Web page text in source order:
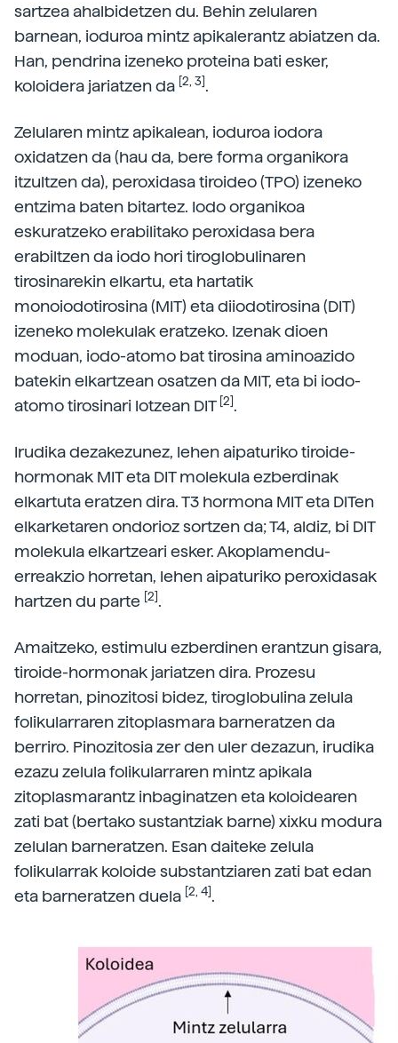
sartzea ahalbidetzen du. Behin zelularen
barnean, ioduroa mintz apikalerantz abiatzen da.
Han, pendrina izeneko proteina bati esker,
koloidera jariatzen da [2, 3].
Zelularen mintz apikalean, ioduroa iodora
oxidatzen da (hau da, bere forma organikora
itzultzen da), peroxidasa tiroideo (TPO) izeneko
entzima baten bitartez. Iodo organikoa
eskuratzeko erabilitako peroxidasa bera
erabiltzen da iodo hori tiroglobulinaren
tirosinarekin elkartu, eta hartatik
monoiodotirosina (MIT) eta diiodotirosina (DIT)
izeneko molekulak eratzeko. Izenak dioen
moduan, iodo-atomo bat tirosina aminoazido
batekin elkartzean osatzen da MIT, eta bi iodo-
atomo tirosinari lotzean DIT [2].
Irudika dezakezunez, lehen aipaturiko tiroide-
hormonak MIT eta DIT molekula ezberdinak
elkartuta eratzen dira. T3 hormona MIT eta DITen
elkarketaren ondorioz sortzen da; T4, aldiz, bi DIT
molekula elkartzeari esker. Akoplamendu-
erreakzio horretan, lehen aipaturiko peroxidasak
hartzen du parte [2].
Amaitzeko, estimulu ezberdinen erantzun gisara,
tiroide-hormonak jariatzen dira. Prozesu
horretan, pinozitosi bidez, tiroglobulina zelula
folikularraren zitoplasmara barneratzen da
berriro. Pinozitosia zer den uler dezazun, irudika
ezazu zelula folikularraren mintz apikala
zitoplasmarantz inbaginatzen eta koloidearen
zati bat (bertako sustantziak barne) xixku modura
zelulan barneratzen. Esan daiteke zelula
folikularrak koloide substantziaren zati bat edan
eta barneratzen duela [2, 4].